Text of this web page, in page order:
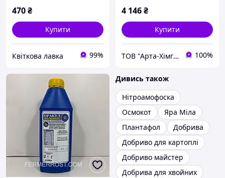
470₴
Купити
Квіткова лавка 99%
4 146₴
Купити
ТОВ "Арта-Хімгруп" 100%
Дивись також
Нітроамофоска
Осмокот
Яра Міла
Плантафол
Добрива
Добриво для картоплі
Добриво майстер
Добрива для хвойних